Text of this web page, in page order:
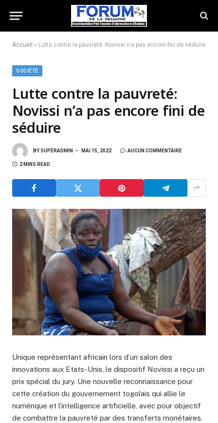
Accueil » Lutte contre la pauvreté: Novissi n’a pas encore fini de séduire
SOCIÉTÉ
Lutte contre la pauvreté:
Novissi n’a pas encore fini de
séduire
BY SUPERADMIN MAI 15, 2022 AUCUN COMMENTAIRE
2 MINS READ
Unique représentant africain lors d’un salon des
innovations aux Etats-Unis, le dispositif Novissi a reçu un
prix spécial du jury. Une nouvelle reconnaissance pour
cette création du gouvernement togolais qui allie le
numérique et l’intelligence artificielle, avec pour objectif
de combattre la pauvreté par des transferts monétaires.